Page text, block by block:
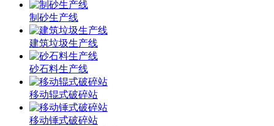
制砂生产线
建筑垃圾生产线
砂石料生产线
移动辊式破碎站
移动锤式破碎站